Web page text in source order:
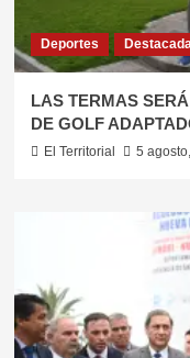
Deportes
LAS TERMAS
DE GOLF
El Territorial 5